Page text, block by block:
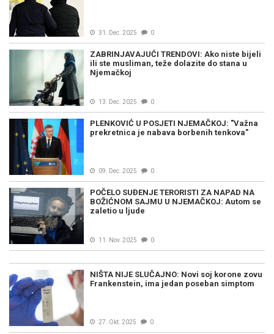
31. Dec. 2025 0
ZABRINJAVAJUĆI TRENDOVI: Ako niste bijeli
ili ste musliman, teže dolazite do stana u
Njemačkoj
13. Dec. 2025 0
PLENKOVIĆ U POSJETI NJEMAČKOJ: "Važna
prekretnica je nabava borbenih tenkova"
09. Dec. 2025 0
POČELO SUĐENJE TERORISTI ZA NAPAD NA
BOŽIĆNOM SAJMU U NJEMAČKOJ: Autom se
zaletio u ljude
11. Nov. 2025 0
NIŠTA NIJE SLUČAJNO: Novi soj korone zovu
Frankenstein, ima jedan poseban simptom
27. Okt. 2025 0